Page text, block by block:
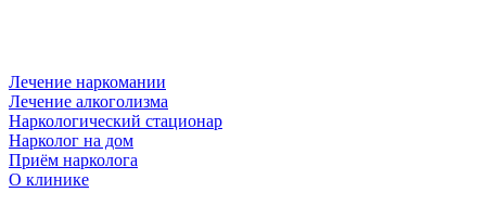
Лечение наркомании
Лечение алкоголизма
Наркологический стационар
Нарколог на дом
Приём нарколога
О клинике